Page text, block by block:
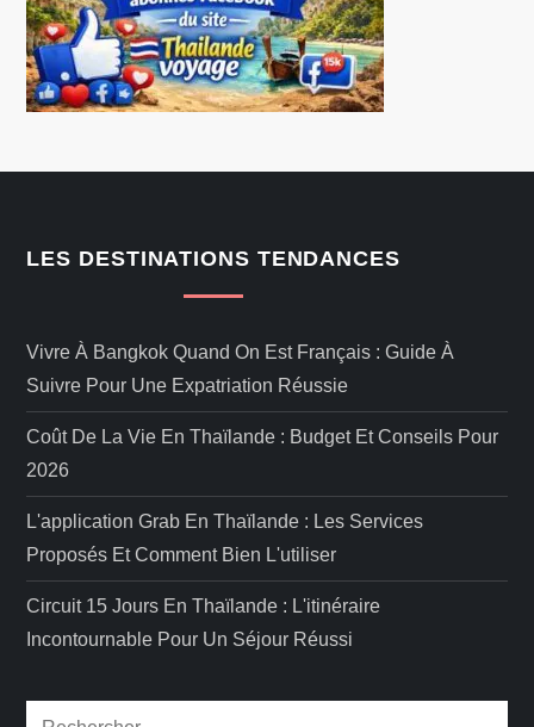
LES DESTINATIONS TENDANCES
Vivre À Bangkok Quand On Est Français : Guide À
Suivre Pour Une Expatriation Réussie
Coût De La Vie En Thaïlande : Budget Et Conseils Pour
2026
L'application Grab En Thaïlande : Les Services
Proposés Et Comment Bien L'utiliser
Circuit 15 Jours En Thaïlande : L'itinéraire
Incontournable Pour Un Séjour Réussi
Rechercher :